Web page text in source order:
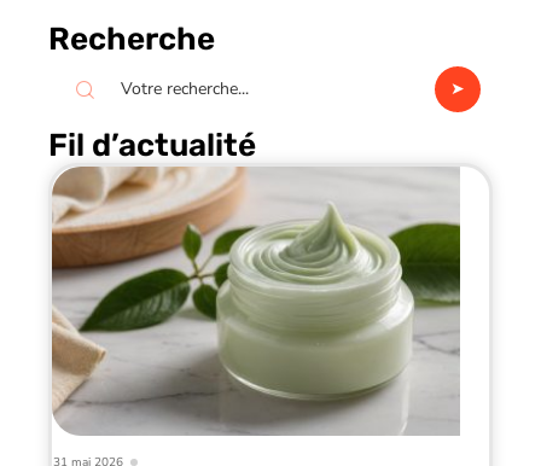
Recherche
Fil d’actualité